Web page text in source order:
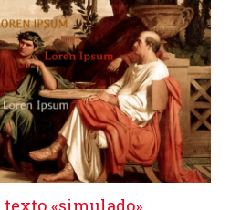
«simulado»